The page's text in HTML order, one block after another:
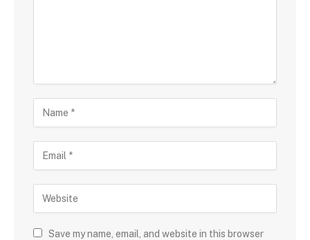
Save my name, email, and website in this browser